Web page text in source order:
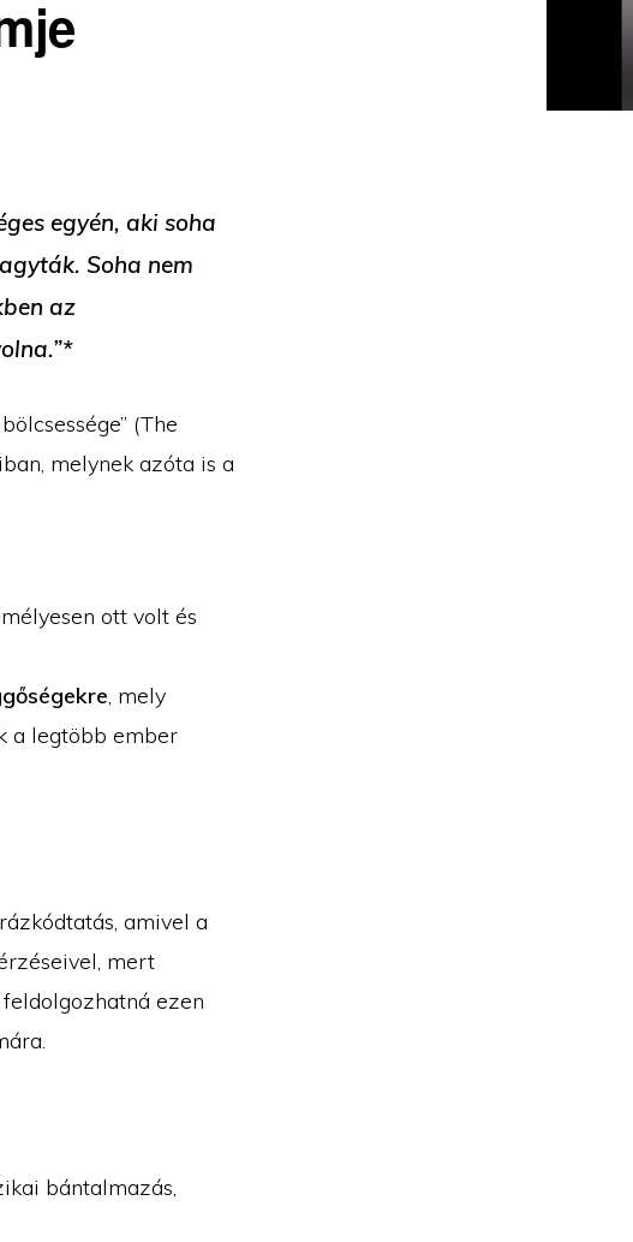
egyén, aki soha
Soha nem
az
(The
melynek azóta is a
ott volt és
, mely
a legtöbb ember
amivel a
mert
ezen
bántalmazás,